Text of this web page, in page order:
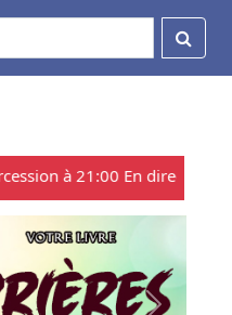
à 21:00 En direct sur